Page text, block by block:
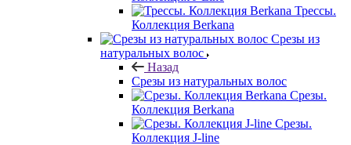
Трессы.
Коллекция Berkana
Срезы из
натуральных волос
Назад
Срезы из натуральных волос
Срезы.
Коллекция Berkana
Срезы.
Коллекция J-line